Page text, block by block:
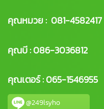
คุณหมวย : 081-4582417
คุณบี : 086-3036812
คุณเตอร์ : 065-1546955
@249lsyho